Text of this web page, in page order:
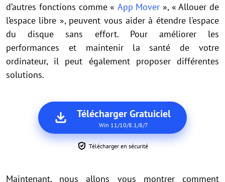
d’autres fonctions comme « App Mover », « Allouer de
l’espace libre », peuvent vous aider à étendre l'espace
du disque sans effort. Pour améliorer les
performances et maintenir la santé de votre
ordinateur, il peut également proposer différentes
solutions.
Télécharger Gratuiciel
Win 11/10/8.1/8/7
Télécharger en sécurité
Maintenant, nous allons vous montrer comment